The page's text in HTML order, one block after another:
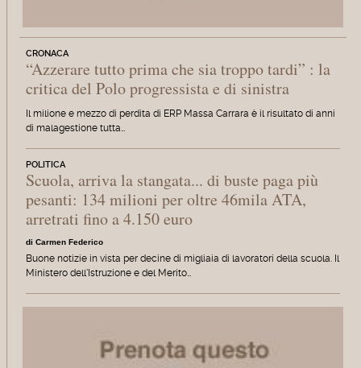
CRONACA
“Azzerare tutto prima che sia troppo tardi” : la
critica del Polo progressista e di sinistra
Il milione e mezzo di perdita di ERP Massa Carrara è il risultato di anni
di malagestione tutta…
POLITICA
Scuola, arriva la stangata... di buste paga più
pesanti: 134 milioni per oltre 46mila ATA,
arretrati fino a 4.150 euro
di Carmen Federico
Buone notizie in vista per decine di migliaia di lavoratori della scuola. Il
Ministero dell'Istruzione e del Merito…